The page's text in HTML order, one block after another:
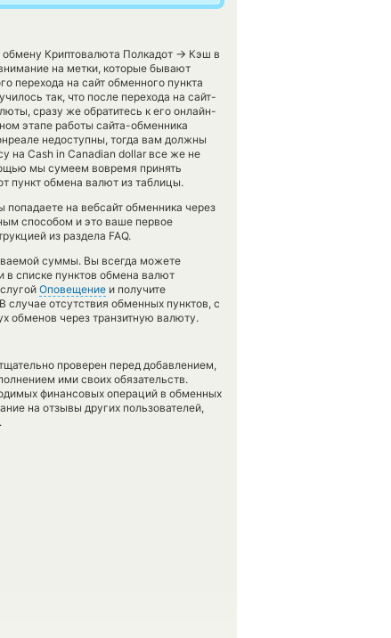
Криптовалюта Полкадот → Кэш в
на метки, которые бывают
перехода на сайт обменного пункта
так, что после перехода на сайт-
сразу же обратитесь к его онлайн-
этапе работы сайта-обменника
недоступны, тогда вам должны
на Cash in Canadian dollar все же не
мы сумеем вовремя принять
пункт обмена валют из таблицы.
попадаете на вебсайт обменника через
способом и это ваше первое
из раздела FAQ.
суммы. Вы всегда можете
в списке пунктов обмена валют
Оповещение и получите
отсутствия обменных пунктов, с
обменов через транзитную валюту.
проверен перед добавлением,
ими своих обязательств.
финансовых операций в обменных
на отзывы других пользователей,